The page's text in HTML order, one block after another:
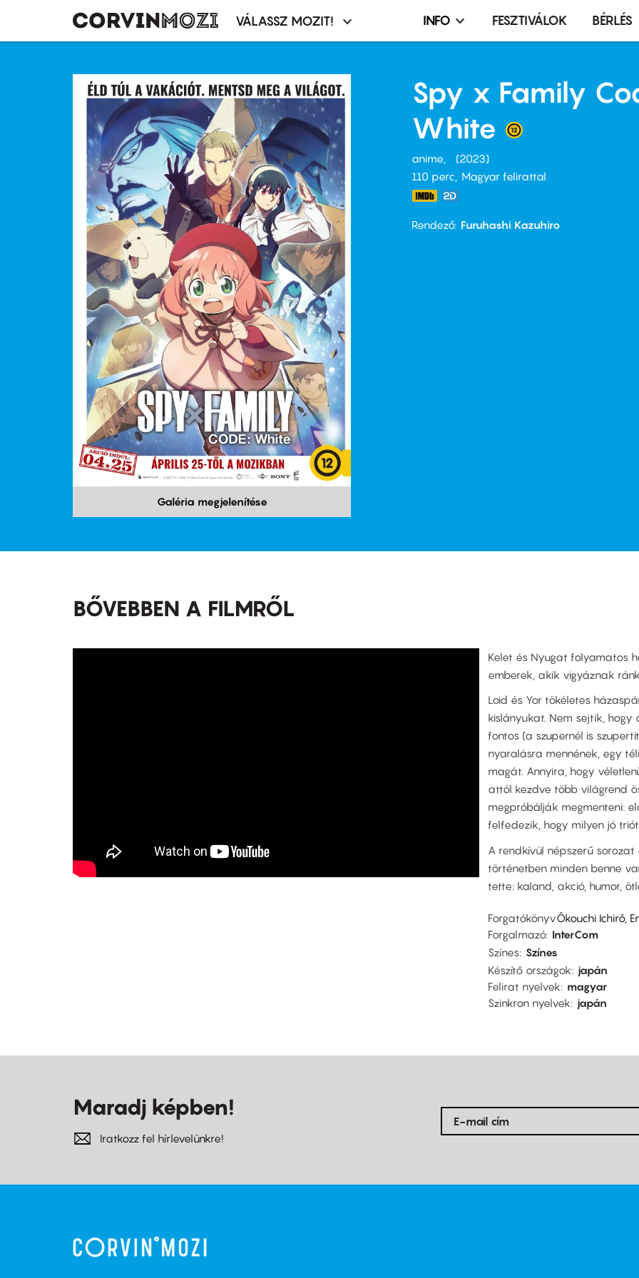
Moziválasztó
VÁLASSZ MOZIT!
Infó,
terembérlés
menü
INFO FESZTIVÁLOK BÉRLÉS
Galéria megjelenítése
Spy x Family
White
anime
2023
110 perc,
Magyar felirattal
Rendező Furuhashi Kazuhiro
BŐVEBBEN A FILMRŐL
Kelet és Nyugat folyamatos
emberek, akik vigyáznak
Loid és Yor tökéletes
kislányukat. Nem sejtik, hogy
fontos (a szupernél is
nyaralásra mennének, egy
magát. Annyira, hogy
attól kezdve több világrend
megpróbálják megmenteni:
felfedezik, hogy milyen jó
A rendkívül népszerű
történetben minden benne
tette: kaland, akció, humor,
ForgatókönyvÔkouchi Ichirô,
Forgalmazó InterCom
Színes Színes
Készítő országok
japán
Felirat nyelvek
magyar
Szinkron nyelvek
japán
Maradj képben!
Iratkozz fel hírlevelünkre!